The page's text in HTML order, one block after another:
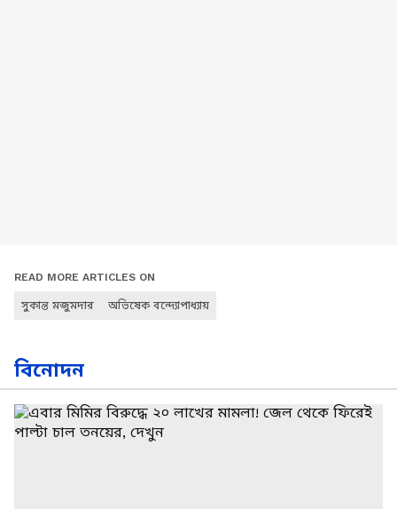
READ MORE ARTICLES ON
সুকান্ত মজুমদার অভিষেক বন্দ্যোপাধ্যায়
বিনোদন